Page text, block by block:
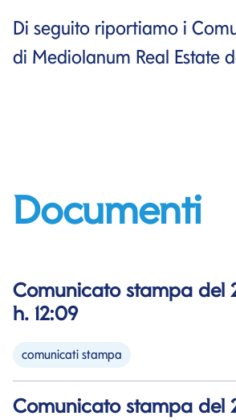
Di seguito riportiamo i
di Mediolanum Real Estate
Documenti
Comunicato stampa del
h. 12:09
comunicati stampa
Comunicato stampa del